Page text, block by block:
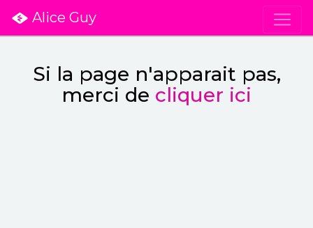
Alice Guy
Si la page n'apparait pas,
merci de cliquer ici